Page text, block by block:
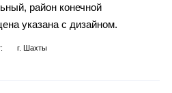
район конечной
указана с дизайном.
г. Шахты